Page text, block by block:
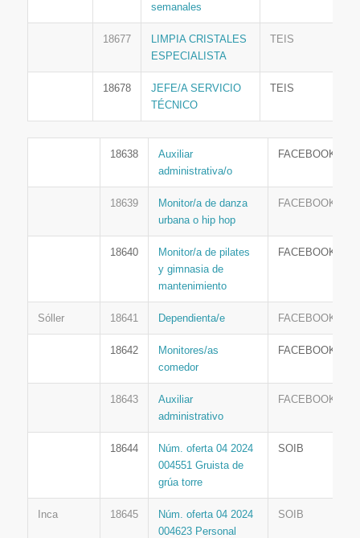
semanales
18677
LIMPIA CRISTALES
ESPECIALISTA
TEIS
18678
JEFE/A SERVICIO
TÉCNICO
TEIS
18638
Auxiliar
administrativa/o
FACEBOOK
18639
Monitor/a de danza
urbana o hip hop
FACEBOOK
18640
Monitor/a de pilates
y gimnasia de
mantenimiento
FACEBOOK
Sóller 18641 Dependienta/e FACEBOOK
18642
Monitores/as
comedor
FACEBOOK
18643
Auxiliar
administrativo
FACEBOOK
18644
Núm. oferta 04 2024
004551 Gruista de
grúa torre
SOIB
Inca 18645
Núm. oferta 04 2024
004623 Personal
SOIB